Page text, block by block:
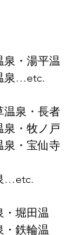
・湯平温
泉…etc.
温泉・長者
泉・牧ノ戸
泉・宝仙寺
​…etc.
堀田温
・鉄輪温